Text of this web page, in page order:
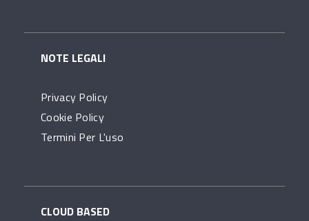
NOTE LEGALI
Privacy Policy
Cookie Policy
Termini Per L'uso
CLOUD BASED